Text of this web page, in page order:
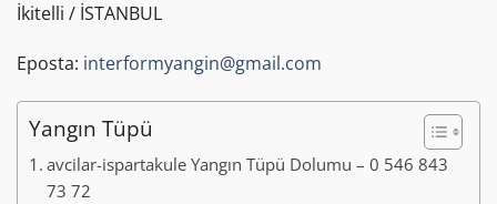
İkitelli / İSTANBUL
Eposta: interformyangin@gmail.com
Yangın Tüpü
avcilar-ispartakule Yangın Tüpü Dolumu – 0 546 843
73 72